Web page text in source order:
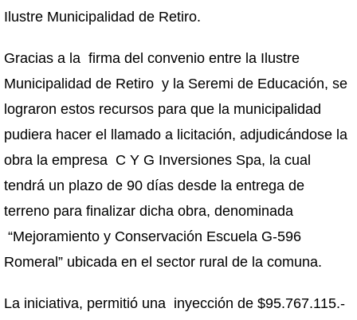
Ilustre Municipalidad de Retiro.
Gracias a la firma del convenio entre la Ilustre
Municipalidad de Retiro y la Seremi de Educación, se
lograron estos recursos para que la municipalidad
pudiera hacer el llamado a licitación, adjudicándose la
obra la empresa C Y G Inversiones Spa, la cual
tendrá un plazo de 90 días desde la entrega de
terreno para finalizar dicha obra, denominada
“Mejoramiento y Conservación Escuela G-596
Romeral” ubicada en el sector rural de la comuna.
La iniciativa, permitió una inyección de $95.767.115.-